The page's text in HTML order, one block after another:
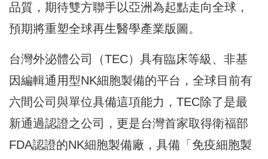
品質，期待雙方聯手以亞洲為起點走向全球，
預期將重塑全球再生醫學產業版圖。
台灣外泌體公司（TEC）具有臨床等級、非基
因編輯通用型NK細胞製備的平台，全球目前有
六間公司與單位具備這項能力，TEC除了是最
新通過認證之公司，更是台灣首家取得衛福部
FDA認證的NK細胞製備廠，具備「免疫細胞製